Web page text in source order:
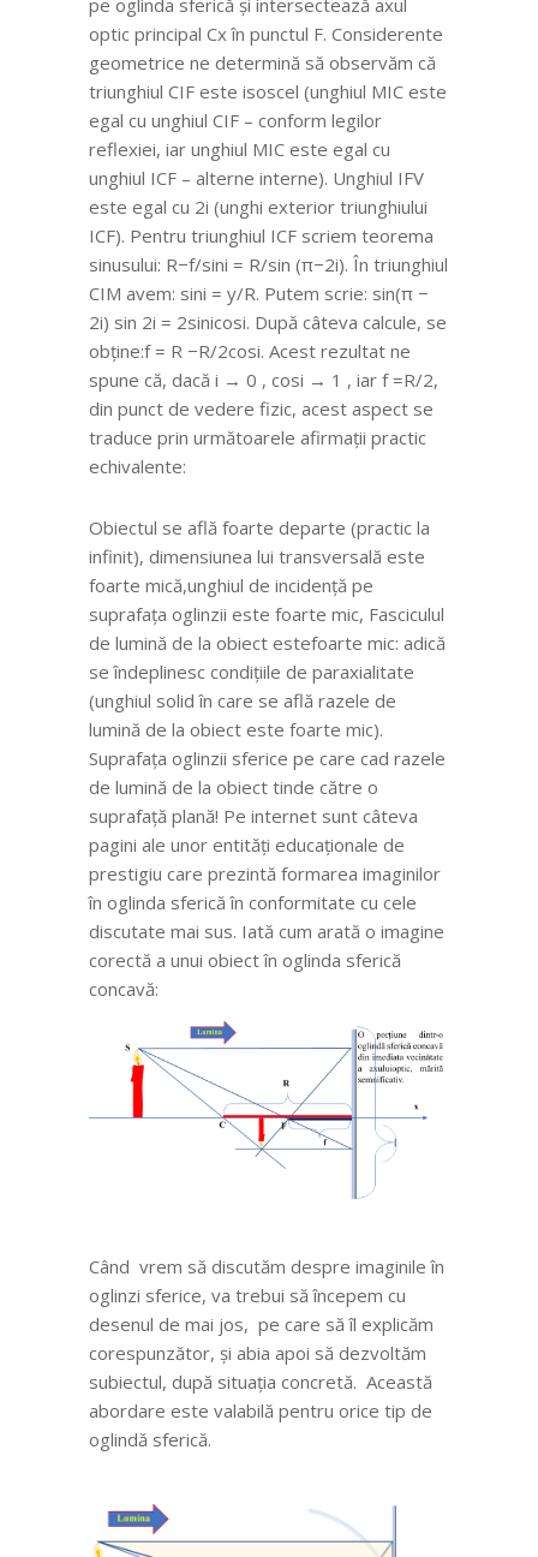
optic principal Cx în punctul F. Considerente
geometrice ne determină să observăm că
triunghiul CIF este isoscel (unghiul MIC este
egal cu unghiul CIF – conform legilor
reflexiei, iar unghiul MIC este egal cu
unghiul ICF – alterne interne). Unghiul IFV
este egal cu 2i (unghi exterior triunghiului
ICF). Pentru triunghiul ICF scriem teorema
sinusului: R−f/sini = R/sin (π−2i). În triunghiul
CIM avem: sini = y/R. Putem scrie: sin(π −
2i) sin 2i = 2sinicosi. După câteva calcule, se
obține:f = R −R/2cosi. Acest rezultat ne
spune că, dacă i → 0 , cosi → 1 , iar f =R/2,
din punct de vedere fizic, acest aspect se
traduce prin următoarele afirmații practic
echivalente:
Obiectul se află foarte departe (practic la
infinit), dimensiunea lui transversală este
foarte mică,unghiul de incidență pe
suprafața oglinzii este foarte mic, Fasciculul
de lumină de la obiect estefoarte mic: adică
se îndeplinesc condițiile de paraxialitate
(unghiul solid în care se află razele de
lumină de la obiect este foarte mic).
Suprafața oglinzii sferice pe care cad razele
de lumină de la obiect tinde către o
suprafață plană! Pe internet sunt câteva
pagini ale unor entități educaționale de
prestigiu care prezintă formarea imaginilor
în oglinda sferică în conformitate cu cele
discutate mai sus. Iată cum arată o imagine
corectă a unui obiect în oglinda sferică
concavă:
Când vrem să discutăm despre imaginile în
oglinzi sferice, va trebui să începem cu
desenul de mai jos, pe care să îl explicăm
corespunzător, și abia apoi să dezvoltăm
subiectul, după situația concretă. Această
abordare este valabilă pentru orice tip de
oglindă sferică.